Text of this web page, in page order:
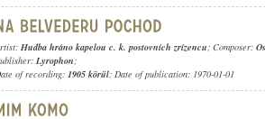
Hudba hráno kapelou c. k. postovních zrízencu; Composer:
Lyrophon;
of recording: 1905 körül; Date of publication: 1970-01-01